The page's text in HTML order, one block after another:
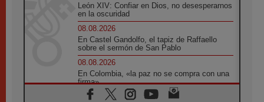
León XIV: Confiar en Dios, no desesperarnos
en la oscuridad
08.08.2026
En Castel Gandolfo, el tapiz de Raffaello
sobre el sermón de San Pablo
08.08.2026
En Colombia, «la paz no se compra con una
firma»
08.08.2026